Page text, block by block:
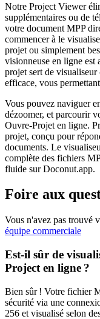
Notre Project Viewer
supplémentaires ou de
votre document MPP
commencer à le
projet ou simplement
visionneuse en ligne est
projet sert de
efficace, vous
Vous pouvez naviguer
dézoomer, et parcourir
Ouvre‑Projet en ligne.
projet, conçu pour
documents. Le
complète des fichiers
fluide sur Doconut.app.
Foire aux
Vous n'avez pas trouvé
équipe commerciale
Est-il sûr de
Project en ligne ?
Bien sûr ! Votre fichier
sécurité via une
256 et visualisé selon